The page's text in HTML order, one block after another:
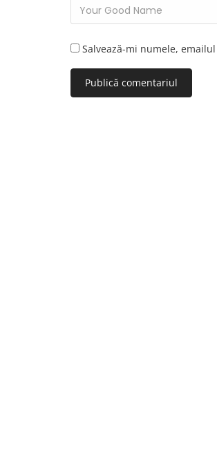
Salvează-mi numele,